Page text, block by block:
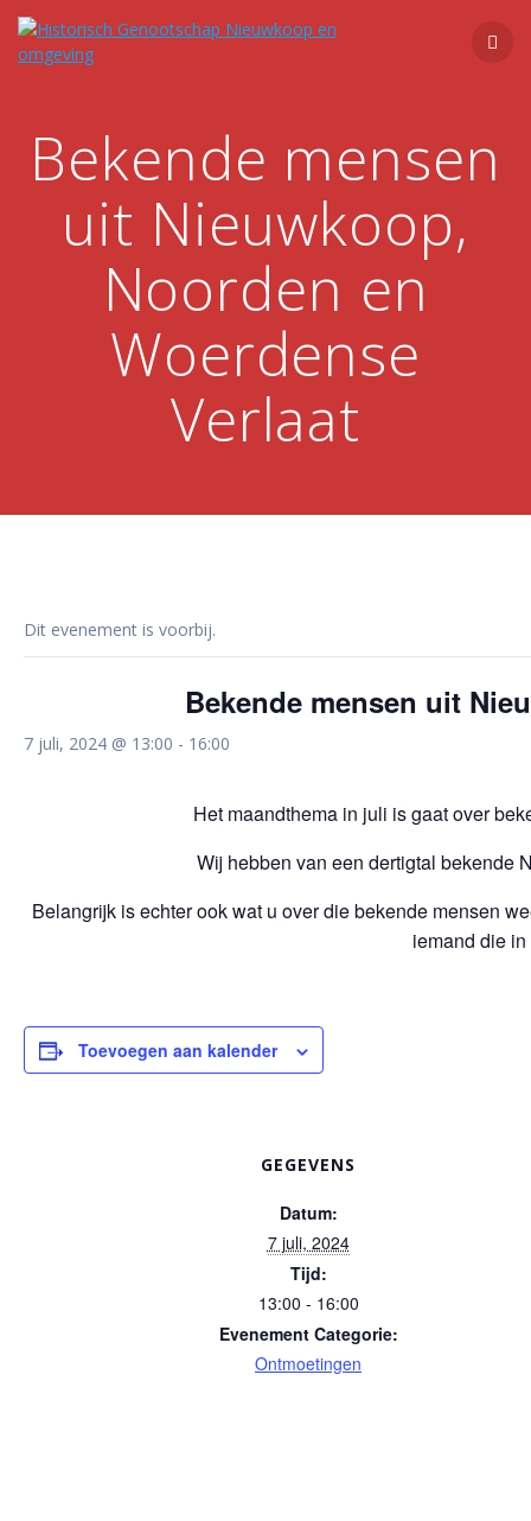
naar
Bekende mensen
uit Nieuwkoop,
Noorden en
Woerdense
Verlaat
Dit evenement is voorbij.
Bekende mensen uit
7 juli, 2024 @ 13:00 - 16:00
Het maandthema in juli is gaat over
Wij hebben van een dertigtal bekende
Belangrijk is echter ook wat u over die bekende mensen
iemand die
Toevoegen aan kalender
GEGEVENS
Datum:
7 juli, 2024
Tijd:
13:00 - 16:00
Evenement Categorie:
Ontmoetingen